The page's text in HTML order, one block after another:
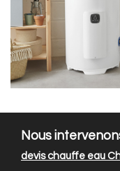
Nous
devis chauffe eau